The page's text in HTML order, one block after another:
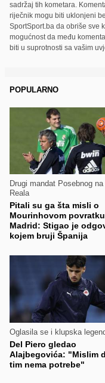
sadržaj tih kometara.
riječnik mogu biti uklonjeni
SportSport.ba da obriše sve
mogućnost da među
biti u suprotnosti sa vašim
POPULARNO
Drugi mandat Posebnog na
Reala
Pitali su ga šta misli o
Mourinhovom
Madrid: Stigao je
kojem bruji Španija
Oglasila se i klupska
Del Piero gledao
Alajbegovića: "Mislim
tim nema potrebe"